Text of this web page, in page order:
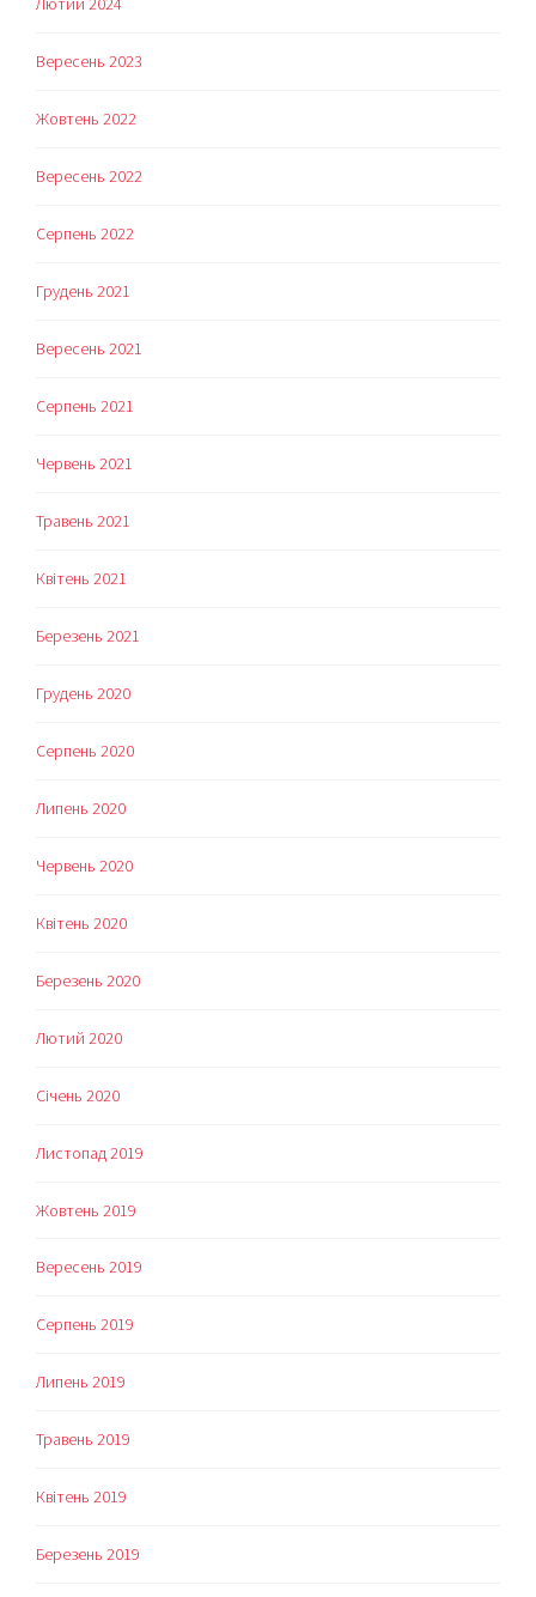
Вересень 2023
Жовтень 2022
Вересень 2022
Серпень 2022
Грудень 2021
Вересень 2021
Серпень 2021
Червень 2021
Травень 2021
Квітень 2021
Березень 2021
Грудень 2020
Серпень 2020
Липень 2020
Червень 2020
Квітень 2020
Березень 2020
Лютий 2020
Січень 2020
Листопад 2019
Жовтень 2019
Вересень 2019
Серпень 2019
Липень 2019
Травень 2019
Квітень 2019
Березень 2019